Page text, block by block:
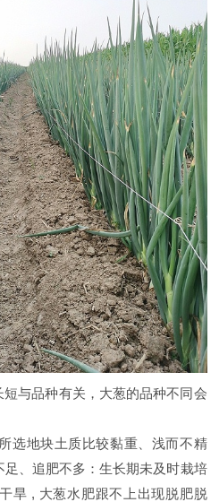
与品种有关，大葱的品种不同会
地块土质比较黏重、浅而不精
、追肥不多：生长期未及时栽培
旱 , 大葱水肥跟不上出现脱肥脱